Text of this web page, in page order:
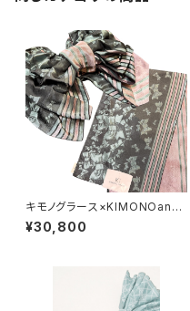
キモノグラース×KIMONOann
e.×宇野亞喜良 コラボ兵児帯 K
IMONOanne.vol7掲載 Ribb
¥30,800